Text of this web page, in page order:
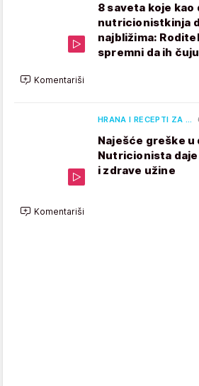
8 saveta koje kao
nutricionistkinja
najbližima:
spremni da ih čuju
Komentariši
HRANA I RECEPTI ZA …
Naješće greške
Nutricionista
i zdrave užine
Komentariši